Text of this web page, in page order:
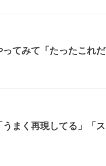
てみて「たったこれ
まく再現してる」「